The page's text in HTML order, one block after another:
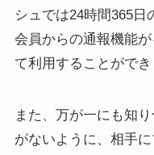
シュでは24時間365日
会員からの通報機能
て利用することができ
また、万が一にも知
がないように、相手